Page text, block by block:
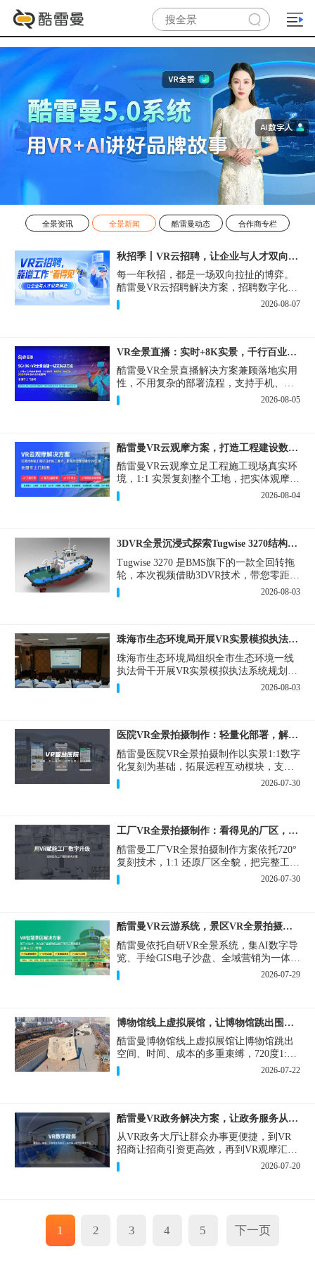
全景资讯 全景新闻 酷雷曼动态 合作商专栏
秋招季丨VR云招聘，让企业与人才双向奔赴！
每一年秋招，都是一场双向拉扯的博弈。
酷雷曼VR云招聘解决方案，招聘数字化的
实用工具，告别“信息博弈”，真正实现企
业与人才双向奔赴。
2026-08-07
VR全景直播：实时+8K实景，千行百业的数字化利器
酷雷曼VR全景直播解决方案兼顾落地实用
性，不用复杂的部署流程，支持手机、网
页多端访问，解决各行各业 “看得见、信
得过、降成本、提转化” 的实际难题。
2026-08-05
酷雷曼VR云观摩方案，打造工程建设数字化观摩新范式
酷雷曼VR云观摩立足工程施工现场真实环
境，1:1 实景复刻整个工地，把实体观摩会
完整搬到云端线上，兼顾线下实体观摩与
线上云观摩双重需求，为施工单位、建设
2026-08-04
3DVR全景沉浸式探索Tugwise 3270结构一览
Tugwise 3270 是BMS旗下的一款全回转拖
轮，本次视频借助3DVR技术，带您零距离
透视这艘拖轮的内外构造，沉浸式探索每
一处细节。
2026-08-03
珠海市生态环境局开展VR实景模拟执法专题培训
珠海市生态环境局组织全市生态环境一线
执法骨干开展VR实景模拟执法系统规划建
设和教学培训，持续推进科技赋能生态环
境执法，夯实队伍办案“基本功”。
2026-08-03
医院VR全景拍摄制作：轻量化部署，解决医患真实痛点
酷雷曼医院VR全景拍摄制作以实景1:1数字
化复刻为基础，拓展远程互动模块，支持
定制，轻量化搭建部署，可挂载在公众
号、官网等线上平台。
2026-07-30
工厂VR全景拍摄制作：看得见的厂区，省下来的成本
酷雷曼工厂VR全景拍摄制作方案依托720°
复刻技术，1:1 还原厂区全貌，把完整工厂
搬进手机、电脑大屏，既是工厂对外拓客
的数字化名片，也是内部管理、人员培训
2026-07-30
酷雷曼VR云游系统，景区VR全景拍摄制作一站式落地
酷雷曼依托自研VR全景系统，集AI数字导
览、手绘GIS电子沙盘、全域营销为一体，
打造从VR全景拍摄制作到成熟VR云游落
地案例。
2026-07-29
博物馆线上虚拟展馆，让博物馆跳出围墙让历史随处可及
酷雷曼博物馆线上虚拟展馆让博物馆跳出
空间、时间、成本的多重束缚，720度1:1
实景复刻的VR数字展厅，已经成为博物馆
数字化刚需新基建。
2026-07-22
酷雷曼VR政务解决方案，让政务服务从“看得见”开始
从VR政务大厅让群众办事更便捷，到VR
招商让招商引资更高效，再到VR观摩汇报
让政务成果更直观，酷雷曼VR政务解决方
案，解锁政务服务新体验，让服务从“看得
2026-07-20
1 2 3 4 5 下一页